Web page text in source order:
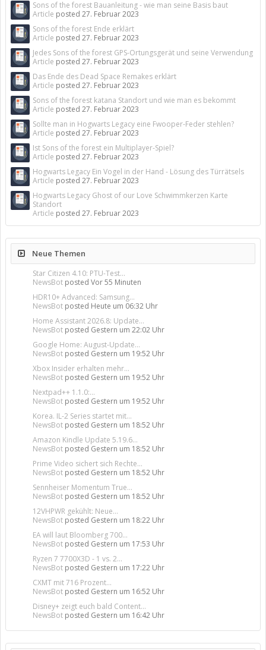
Sons of the forest Bauanleitung - wie man seine Basis baut
Article posted 27. Februar 2023
Sons of the forest Ende erklärt
Article posted 27. Februar 2023
Jedes Sons of the forest GPS-Ortungsgerät und seine Verwendung
Article posted 27. Februar 2023
Das Ende des Dead Space Remakes erklärt
Article posted 27. Februar 2023
Sons of the forest katana Standort und wie man es bekommt
Article posted 27. Februar 2023
Sollte man in Hogwarts Legacy eine Fwooper-Feder stehlen?
Article posted 27. Februar 2023
Ist Sons of the forest ein Multiplayer-Spiel?
Article posted 27. Februar 2023
Hogwarts Legacy Ein Vogel in der Hand - Lösung des Türrätsels
Article posted 27. Februar 2023
Hogwarts Legacy Ghost of our Love Schwimmkerzen Karte
Standort
Article posted 27. Februar 2023
Neue Themen
Star Citizen 4.10: PTU-Test...
NewsBot posted Vor 55 Minuten
HDR10+ Advanced: Samsung...
NewsBot posted Heute um 06:32 Uhr
Home Assistant 2026.8: Update...
NewsBot posted Gestern um 22:02 Uhr
Google Home: August-Update...
NewsBot posted Gestern um 19:52 Uhr
Xbox Insider erhalten mehr...
NewsBot posted Gestern um 19:52 Uhr
Nextpad++ 1.1.0:...
NewsBot posted Gestern um 19:52 Uhr
Korea. IL-2 Series startet mit...
NewsBot posted Gestern um 18:52 Uhr
Amazon Kindle Update 5.19.6...
NewsBot posted Gestern um 18:52 Uhr
Prime Video sichert sich Rechte...
NewsBot posted Gestern um 18:52 Uhr
Sennheiser Momentum True...
NewsBot posted Gestern um 18:52 Uhr
12VHPWR gekühlt: Neue...
NewsBot posted Gestern um 18:22 Uhr
EA will laut Bloomberg 700...
NewsBot posted Gestern um 17:53 Uhr
Ryzen 7 7700X3D - 1 vs. 2...
NewsBot posted Gestern um 17:22 Uhr
CXMT mit 716 Prozent...
NewsBot posted Gestern um 16:52 Uhr
Disney+ zeigt euch bald Content...
NewsBot posted Gestern um 16:42 Uhr